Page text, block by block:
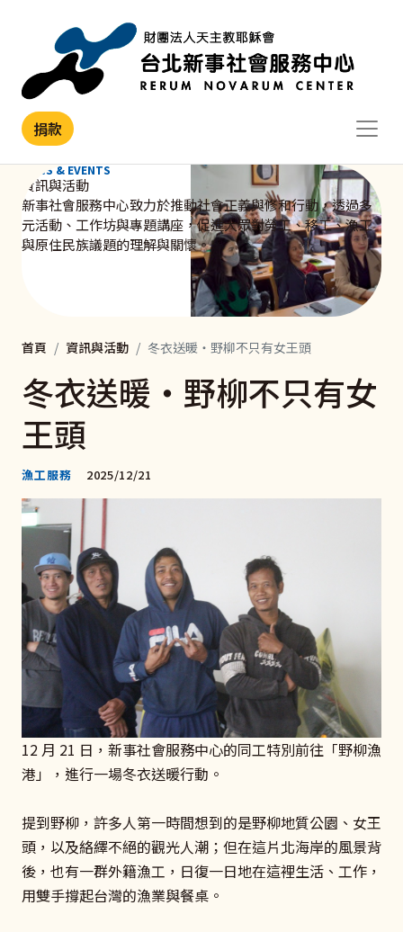
捐款
NEWS & EVENTS
資訊與活動
新事社會服務中心致力於推動社會正義與修和行動，透過多
元活動、工作坊與專題講座，促進大眾對勞工、移工、漁工
與原住民族議題的理解與關懷。
首頁 資訊與活動 冬衣送暖・野柳不只有女王頭
冬衣送暖・野柳不只有女
王頭
漁工服務 2025/12/21
12 月 21 日，新事社會服務中心的同工特別前往「野柳漁
港」，進行一場冬衣送暖行動。
提到野柳，許多人第一時間想到的是野柳地質公園、女王
頭，以及絡繹不絕的觀光人潮；但在這片北海岸的風景背
後，也有一群外籍漁工，日復一日地在這裡生活、工作，
用雙手撐起台灣的漁業與餐桌。